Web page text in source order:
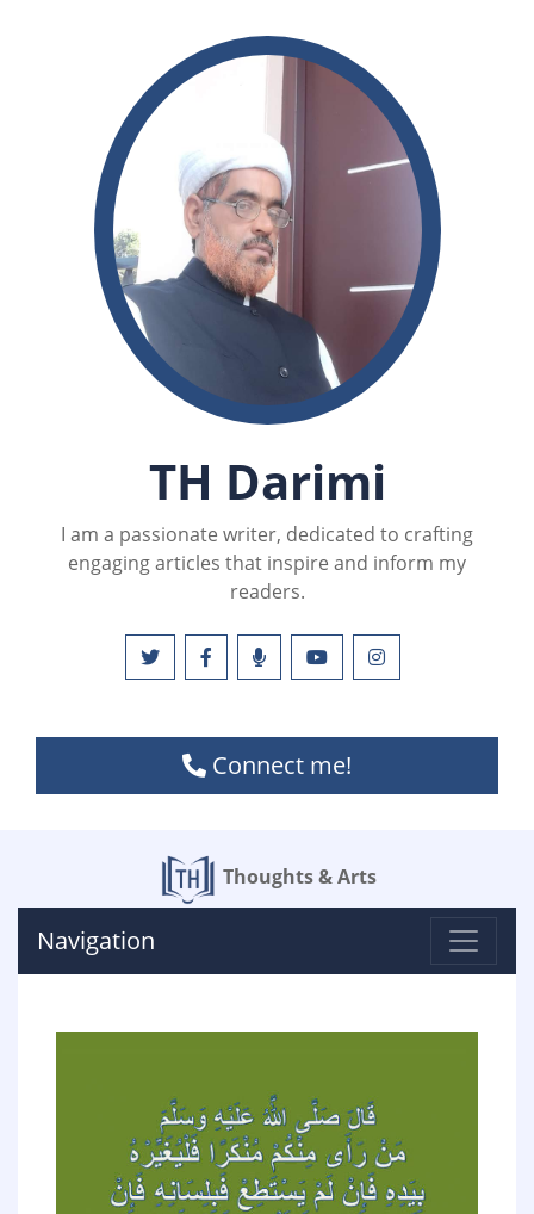
TH Darimi
I am a passionate writer, dedicated to crafting
engaging articles that inspire and inform my
readers.
Connect me!
Thoughts & Arts
Navigation